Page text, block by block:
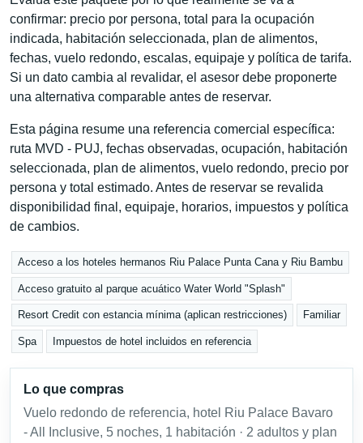
confirmar: precio por persona, total para la ocupación
indicada, habitación seleccionada, plan de alimentos,
fechas, vuelo redondo, escalas, equipaje y política de tarifa.
Si un dato cambia al revalidar, el asesor debe proponerte
una alternativa comparable antes de reservar.
Esta página resume una referencia comercial específica:
ruta MVD - PUJ, fechas observadas, ocupación, habitación
seleccionada, plan de alimentos, vuelo redondo, precio por
persona y total estimado. Antes de reservar se revalida
disponibilidad final, equipaje, horarios, impuestos y política
de cambios.
Acceso a los hoteles hermanos Riu Palace Punta Cana y Riu Bambu
Acceso gratuito al parque acuático Water World "Splash"
Resort Credit con estancia mínima (aplican restricciones) Familiar
Spa Impuestos de hotel incluidos en referencia
Lo que compras
Vuelo redondo de referencia, hotel Riu Palace Bavaro
- All Inclusive, 5 noches, 1 habitación · 2 adultos y plan